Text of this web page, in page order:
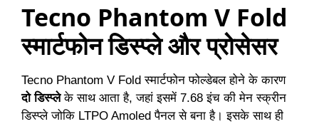
Tecno Phantom V Fold
स्मार्टफोन डिस्प्ले और प्रोसेसर
Tecno Phantom V Fold स्मार्टफोन फोल्डेबल होने के कारण
दो डिस्प्लेके साथ आता है, जहां इसमें 7.68 इंच की मेन स्क्रीन
डिस्प्ले जोकि LTPO Amoled पैनल से बना है। इसके साथ ही